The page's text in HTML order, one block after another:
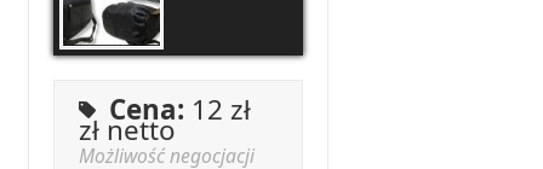
Cena: 12 zł
zł netto
Możliwość negocjacji